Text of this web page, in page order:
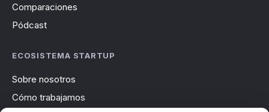
Comparaciones
Pódcast
ECOSISTEMA STARTUP
Sobre nosotros
Cómo trabajamos